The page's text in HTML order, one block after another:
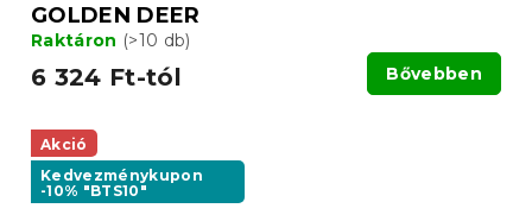
GOLDEN DEER
Raktáron (>10 db)
6 324 Ft-tól Bővebben
Akció
Kedvezménykupon
-10% "BTS10"